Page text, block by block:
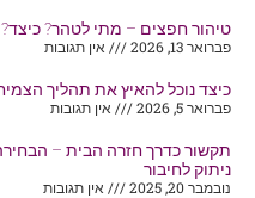
טיהור חפצים – מתי לטהר?
פברואר 13, 2026
אין תגובות
כיצד נוכל להאיץ את תהליך
פברואר 5, 2026
אין תגובות
תקשור כדרך חזרה הבית –
ניתוק לחיבור
נובמבר 20, 2025
אין תגובות